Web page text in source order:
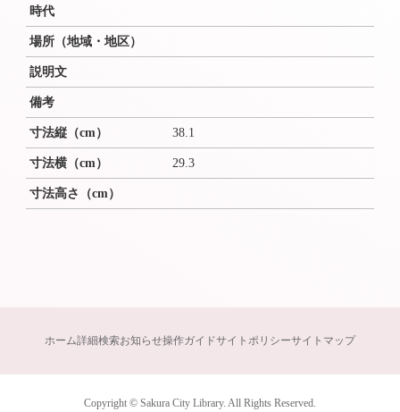
時代
場所（地域・地区）
説明文
備考
寸法縦（cm） 38.1
寸法横（cm） 29.3
寸法高さ（cm）
ホーム詳細検索お知らせ操作ガイドサイトポリシーサイトマップ
Copyright © Sakura City Library. All Rights Reserved.